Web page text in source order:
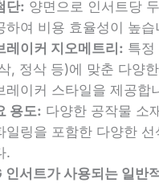
단: 양면으로 인서트당
하여 비용 효율성이 높습
레이커 지오메트리: 특정
, 정삭 등)에 맞춘 다양
레이커 스타일을 제공합
용도: 다양한 공작물 소
일링을 포함한 다양한
.
인서트가 사용되는 일반